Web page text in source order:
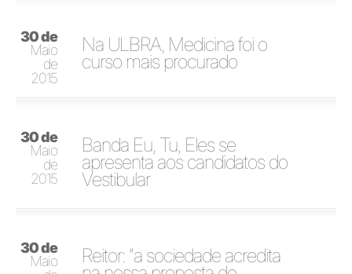
30 de
Maio
de
2015
Na ULBRA, Medicina foi o
curso mais procurado
30 de
Maio
de
2015
Banda Eu, Tu, Eles se
apresenta aos candidatos do
Vestibular
30 de
Maio
Reitor: "a sociedade acredita